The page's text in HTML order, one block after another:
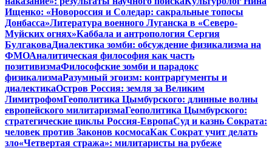
Ищенко: «Новороссия и Соледар: сакральные топосы
Донбасса»Литература военного Луганска в «Северо-
Муйских огнях»Каббала и антропология Сергия
БулгаковаДиалектика зомби: обсуждение физикализма на
ФМОАналитическая философия как часть
позитивизмаФилософские зомби и парадокс
физикализмаРазумный эгоизм: контраргументы и
диалектикаОстров Россия: земля за Великим
ЛимитрофомГеополитика Цымбурского: длинные волны
европейского милитаризмаГеополитика Цымбурского:
стратегические циклы Россия-ЕвропаСуд и казнь Сократа:
человек против Законов космосаКак Сократ учит делать
зло«Четвертая стража»: милитаристы на рубеже